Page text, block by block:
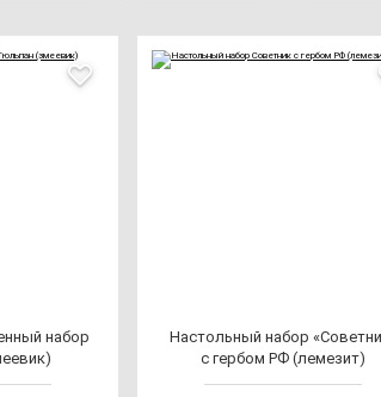
на­бор
Нас­толь­ный на­бор
с гер­бом РФ (ле­ме­зит)